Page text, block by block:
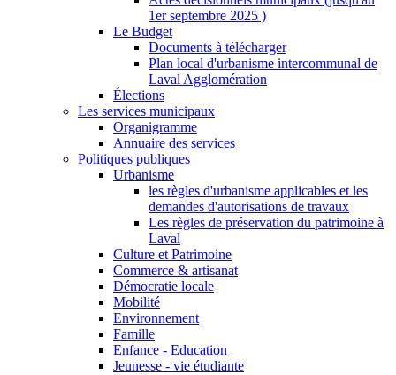
1er septembre 2025 )
Le Budget
Documents à télécharger
Plan local d'urbanisme intercommunal de
Laval Agglomération
Élections
Les services municipaux
Organigramme
Annuaire des services
Politiques publiques
Urbanisme
les règles d'urbanisme applicables et les
demandes d'autorisations de travaux
Les règles de préservation du patrimoine à
Laval
Culture et Patrimoine
Commerce & artisanat
Démocratie locale
Mobilité
Environnement
Famille
Enfance - Education
Jeunesse - vie étudiante